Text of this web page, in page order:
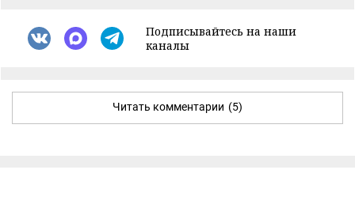
Подписывайтесь на наши
каналы
Читать комментарии (5)